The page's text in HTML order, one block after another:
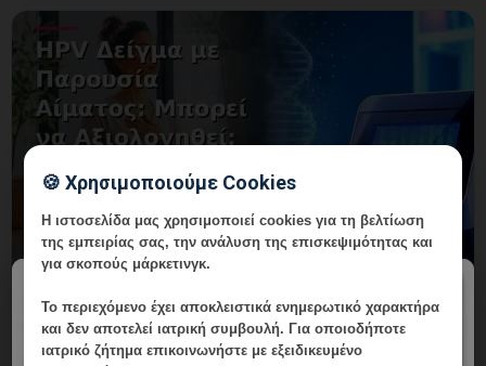
HPV Δείγμα με Παρουσία Αίματος:
Μπορεί να Αξιολογηθεί;
🍪 Χρησιμοποιούμε Cookies
Η ιστοσελίδα μας χρησιμοποιεί cookies για τη βελτίωση
της εμπειρίας σας, την ανάλυση της επισκεψιμότητας και
για σκοπούς μάρκετινγκ.
Το περιεχόμενο έχειαποκλειστικά ενημερωτικό χαρακτήρα
και δεν αποτελεί ιατρική συμβουλή. Για οποιοδήποτε
ιατρικό ζήτημα επικοινωνήστε με εξειδικευμένο